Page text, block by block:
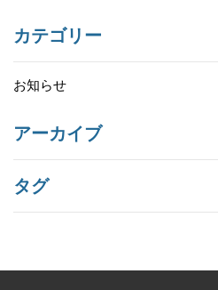
カテゴリー
お知らせ
アーカイブ
タグ